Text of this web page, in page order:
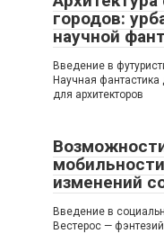
городов:
научной
Введение в
Научная
для архитекторов
изменений
Введение в
Вестерос —